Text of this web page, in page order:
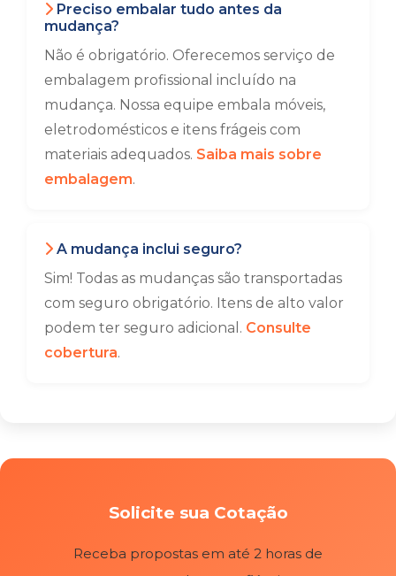
Preciso embalar tudo antes da
mudança?
Não é obrigatório. Oferecemos serviço de
embalagem profissional incluído na
mudança. Nossa equipe embala móveis,
eletrodomésticos e itens frágeis com
materiais adequados. Saiba mais sobre
embalagem.
A mudança inclui seguro?
Sim! Todas as mudanças são transportadas
com seguro obrigatório. Itens de alto valor
podem ter seguro adicional. Consulte
cobertura.
Solicite sua Cotação
Receba propostas em até 2 horas de